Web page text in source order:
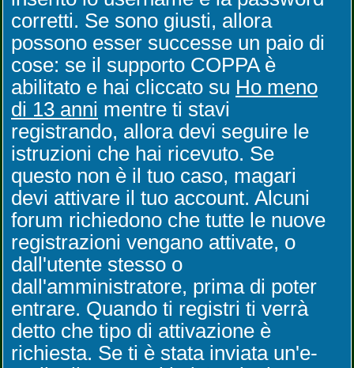
corretti. Se sono giusti, allora
possono esser successe un paio di
cose: se il supporto COPPA è
abilitato e hai cliccato su Ho meno
di 13 anni mentre ti stavi
registrando, allora devi seguire le
istruzioni che hai ricevuto. Se
questo non è il tuo caso, magari
devi attivare il tuo account. Alcuni
forum richiedono che tutte le nuove
registrazioni vengano attivate, o
dall'utente stesso o
dall'amministratore, prima di poter
entrare. Quando ti registri ti verrà
detto che tipo di attivazione è
richiesta. Se ti è stata inviata un'e-